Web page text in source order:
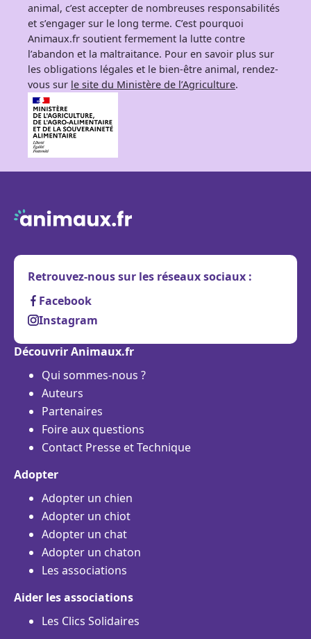
animal, c’est accepter de nombreuses responsabilités
et s’engager sur le long terme. C’est pourquoi
Animaux.fr soutient fermement la lutte contre
l’abandon et la maltraitance. Pour en savoir plus sur
les obligations légales et le bien-être animal, rendez-
vous sur le site du Ministère de l’Agriculture.
Retrouvez-nous sur les réseaux sociaux :
Facebook
Instagram
Découvrir Animaux.fr
Qui sommes-nous ?
Auteurs
Partenaires
Foire aux questions
Contact Presse et Technique
Adopter
Adopter un chien
Adopter un chiot
Adopter un chat
Adopter un chaton
Les associations
Aider les associations
Les Clics Solidaires